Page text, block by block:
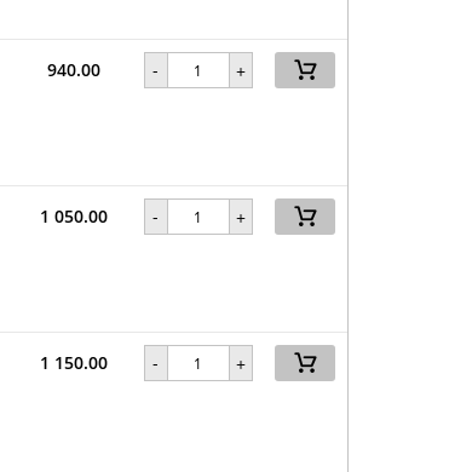
940.00 - +
1 050.00 - +
1 150.00 - +